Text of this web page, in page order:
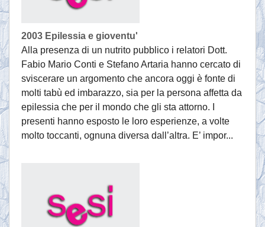
2003 Epilessia e gioventu'
Alla presenza di un nutrito pubblico i relatori Dott.
Fabio Mario Conti e Stefano Artaria hanno cercato di
sviscerare un argomento che ancora oggi è fonte di
molti tabù ed imbarazzo, sia per la persona affetta da
epilessia che per il mondo che gli sta attorno. I
presenti hanno esposto le loro esperienze, a volte
molto toccanti, ognuna diversa dall’altra. E’ impor...